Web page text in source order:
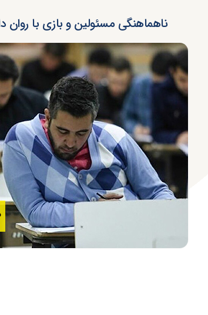
ناهماهنگی مسئولین و بازی با روان